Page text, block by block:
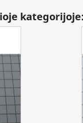
kategorijoje: